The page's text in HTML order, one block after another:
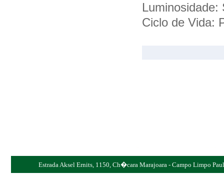
Luminosidade:
Ciclo de Vida:
Estrada Aksel Ernits, 1150, Ch�cara Marajoara - Campo Limpo